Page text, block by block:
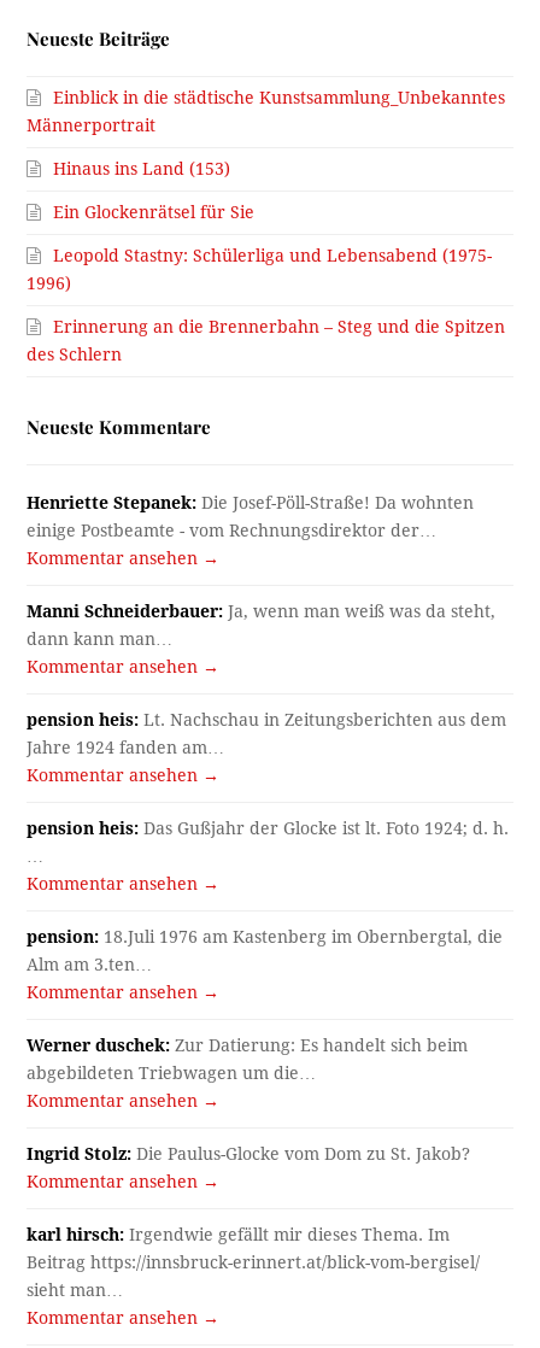
Neueste Beiträge
Einblick in die städtische Kunstsammlung_Unbekanntes
Männerportrait
Hinaus ins Land (153)
Ein Glockenrätsel für Sie
Leopold Stastny: Schülerliga und Lebensabend (1975-
1996)
Erinnerung an die Brennerbahn – Steg und die Spitzen
des Schlern
Neueste Kommentare
Henriette Stepanek: Die Josef-Pöll-Straße! Da wohnten
einige Postbeamte - vom Rechnungsdirektor der…
Kommentar ansehen →
Manni Schneiderbauer: Ja, wenn man weiß was da steht,
dann kann man…
Kommentar ansehen →
pension heis: Lt. Nachschau in Zeitungsberichten aus dem
Jahre 1924 fanden am…
Kommentar ansehen →
pension heis: Das Gußjahr der Glocke ist lt. Foto 1924; d. h.
Kommentar ansehen →
pension: 18.Juli 1976 am Kastenberg im Obernbergtal, die
Alm am 3.ten…
Kommentar ansehen →
Werner duschek: Zur Datierung: Es handelt sich beim
abgebildeten Triebwagen um die…
Kommentar ansehen →
Ingrid Stolz: Die Paulus-Glocke vom Dom zu St. Jakob?
Kommentar ansehen →
karl hirsch: Irgendwie gefällt mir dieses Thema. Im
Beitrag https://innsbruck-erinnert.at/blick-vom-bergisel/
sieht man…
Kommentar ansehen →